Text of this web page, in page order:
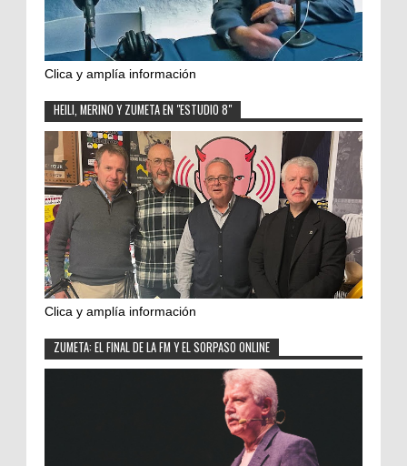
Clica y amplía información
HEILI, MERINO Y ZUMETA EN "ESTUDIO 8"
Clica y amplía información
ZUMETA: EL FINAL DE LA FM Y EL SORPASO ONLINE